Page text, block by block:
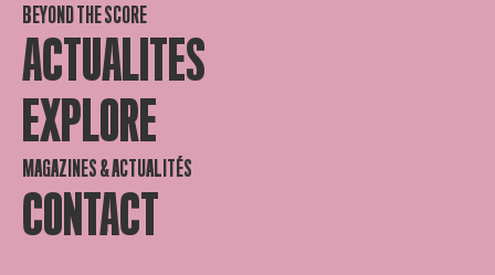
BEYOND THE SCORE
ACTUALITES
EXPLORE
MAGAZINES & ACTUALITÉS
CONTACT